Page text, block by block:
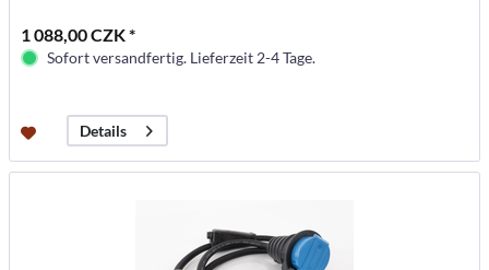
1 088,00 CZK *
Sofort versandfertig. Lieferzeit 2-4 Tage.
Details